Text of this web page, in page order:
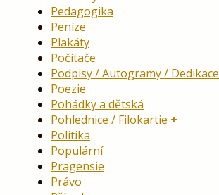
Pedagogika
Peníze
Plakáty
Počítače
Podpisy / Autogramy / Dedikace
Poezie
Pohádky a dětská
Pohlednice / Filokartie
Politika
Populární
Pragensie
Právo